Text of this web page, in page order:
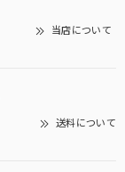
当店について
送料について